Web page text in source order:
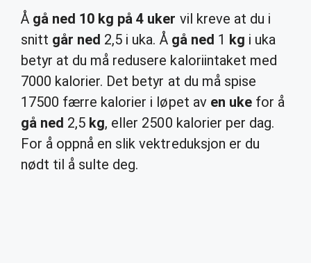
Å gå ned 10 kg på 4 uker vil kreve at du i
snitt går ned 2,5 i uka. Å gå ned 1 kg i uka
betyr at du må redusere kaloriintaket med
7000 kalorier. Det betyr at du må spise
17500 færre kalorier i løpet av en ukefor å
gå ned 2,5 kg, eller 2500 kalorier per dag.
For å oppnå en slik vektreduksjon er du
nødt til å sulte deg.